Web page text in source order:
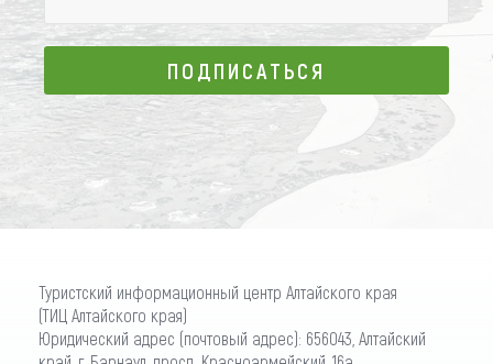
ПОДПИСАТЬСЯ
ПОДПИСАТЬСЯ
Туристский информационный центр Алтайского края
(ТИЦ Алтайского края)
Юридический адрес (почтовый адрес): 656043, Алтайский